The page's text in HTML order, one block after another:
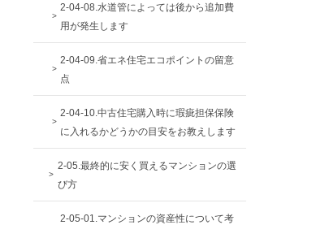
2-04-08.水道管によっては後から追加費
用が発生します
2-04-09.省エネ住宅エコポイントの留意
点
2-04-10.中古住宅購入時に瑕疵担保保険
に入れるかどうかの目安をお教えします
2-05.最終的に安く買えるマンションの選
び方
2-05-01.マンションの資産性について考